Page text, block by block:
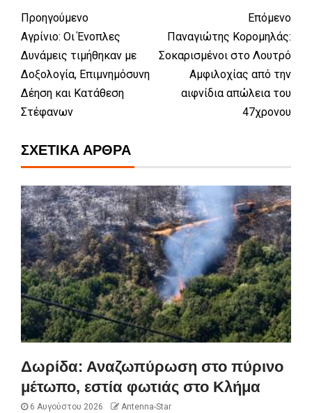
Προηγούμενο
Αγρίνιο: Οι Ένοπλες
Δυνάμεις τιμήθηκαν με
Δοξολογία, Επιμνημόσυνη
Δέηση και Κατάθεση
Στέφανων
Επόμενο
Παναγιώτης Κορομηλάς:
Σοκαρισμένοι στο Λουτρό
Αμφιλοχίας από την
αιφνίδια απώλεια του
47χρονου
ΣΧΕΤΙΚΆ ΆΡΘΡΑ
Δωρίδα: Αναζωπύρωση στο πύρινο
μέτωπο, εστία φωτιάς στο Κλήμα
6 Αυγούστου 2026 Antenna-Star